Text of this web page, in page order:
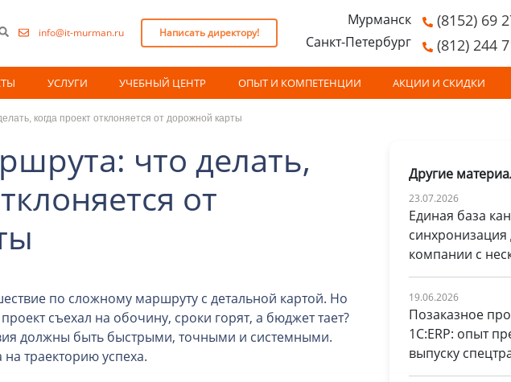
info@it-murman.ru Написать директору!
Мурманск
Санкт-Петербург
(8152) 69
(812) 244
УСЛУГИ УЧЕБНЫЙ ЦЕНТР ОПЫТ И КОМПЕТЕНЦИИ АКЦИИ И СКИДКИ
когда проект отклоняется от дорожной карты
что делать,
от
по сложному маршруту с детальной картой. Но
съехал на обочину, сроки горят, а бюджет тает?
должны быть быстрыми, точными и системными.
траекторию успеха.
Другие
23.07.2026
Единая база
компании с
юридическими
19.06.2026
Позаказное
1С:ERP: опыт
выпуску
уникального